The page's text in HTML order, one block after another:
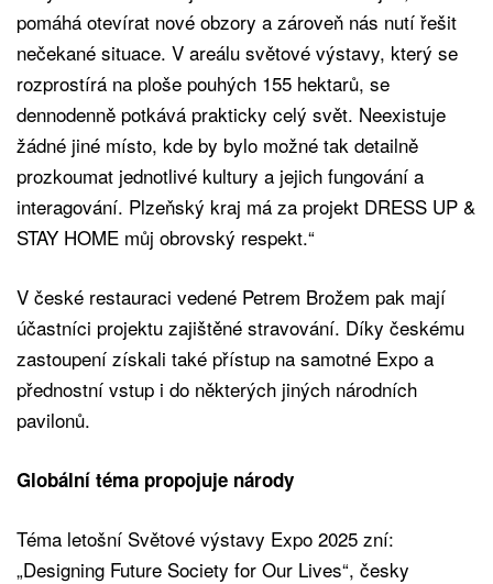
pomáhá otevírat nové obzory a zároveň nás nutí řešit
nečekané situace. V areálu světové výstavy, který se
rozprostírá na ploše pouhých 155 hektarů, se
dennodenně potkává prakticky celý svět. Neexistuje
žádné jiné místo, kde by bylo možné tak detailně
prozkoumat jednotlivé kultury a jejich fungování a
interagování. Plzeňský kraj má za projekt DRESS UP &
STAY HOME můj obrovský respekt.“
V české restauraci vedené Petrem Brožem pak mají
účastníci projektu zajištěné stravování. Díky českému
zastoupení získali také přístup na samotné Expo a
přednostní vstup i do některých jiných národních
pavilonů.
Globální téma propojuje národy
Téma letošní Světové výstavy Expo 2025 zní:
„Designing Future Society for Our Lives“, česky